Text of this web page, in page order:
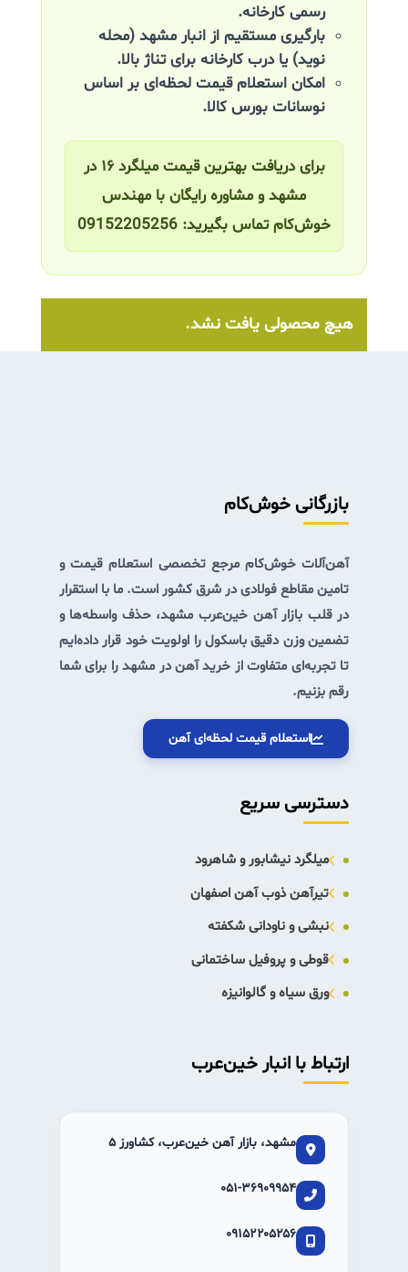
رسمی کارخانه.
بارگیری مستقیم از انبار مشهد (محله
نوید) یا درب کارخانه برای تناژ بالا.
امکان استعلام قیمت لحظه‌ای بر اساس
نوسانات بورس کالا.
برای دریافت بهترین قیمت میلگرد ۱۶ در
مشهد و مشاوره رایگان با مهندس
خوش‌کام تماس بگیرید: 09152205256
هیچ محصولی یافت نشد.
بازرگانی خوش‌کام
آهن‌آلات خوش‌کام مرجع تخصصی استعلام قیمت و
تامین مقاطع فولادی در شرق کشور است. ما با استقرار
در قلب بازار آهن خین‌عرب مشهد، حذف واسطه‌ها و
تضمین وزن دقیق باسکول را اولویت خود قرار داده‌ایم
تا تجربه‌ای متفاوت از خرید آهن در مشهد را برای شما
رقم بزنیم.
استعلام قیمت لحظه‌ای آهن
دسترسی سریع
میلگرد نیشابور و شاهرود
تیرآهن ذوب آهن اصفهان
نبشی و ناودانی شکفته
قوطی و پروفیل ساختمانی
ورق سیاه و گالوانیزه
ارتباط با انبار خین‌عرب
مشهد، بازار آهن خین‌عرب، کشاورز ۵
۰۵۱-۳۶۹۰۹۹۵۴
۰۹۱۵۲۲۰۵۲۵۶